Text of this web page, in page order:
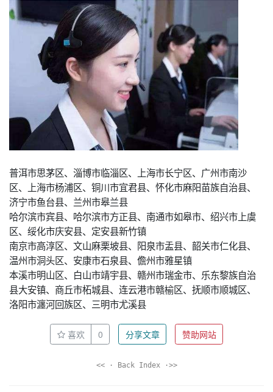
普洱市思茅区、淄博市临淄区、上海市长宁区、广州市南沙
区、上海市杨浦区、铜川市宜君县、怀化市麻阳苗族自治县、
济宁市鱼台县、兰州市皋兰县
哈尔滨市宾县、哈尔滨市方正县、南通市如皋市、绍兴市上虞
区、绥化市庆安县、定安县新竹镇
南京市高淳区、文山麻栗坡县、阳泉市盂县、韶关市仁化县、
温州市洞头区、安康市石泉县、儋州市雅星镇
本溪市明山区、白山市靖宇县、赣州市瑞金市、乐东黎族自治
县大安镇、商丘市柘城县、连云港市赣榆区、抚顺市顺城区、
洛阳市瀍河回族区、三明市尤溪县
喜欢 0 分享文章 赞助网站
<< · Back Index ·>>